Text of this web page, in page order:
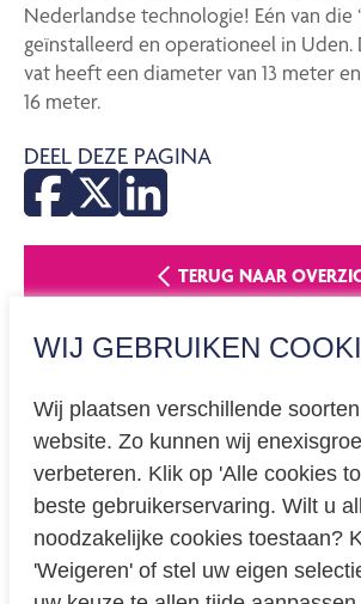
WIJ GEBRUIKEN
Wij plaatsen verschillende
website. Zo kunnen wij
verbeteren. Klik op 'Alle cookies
beste gebruikerservaring. Wilt u
noodzakelijke cookies toestaan?
'Weigeren' of stel uw eigen
Nederlandse technologie! Eén van die
geïnstalleerd en operationeel in
vat heeft een diameter van 13 meter
16 meter.
DEEL DEZE PAGINA
TERUG NAAR
Privacy
Cookieverklaring
BREEAM certificering
Educatie